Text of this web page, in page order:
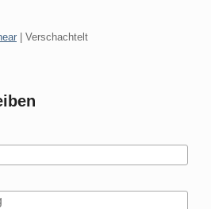
| Verschachtelt